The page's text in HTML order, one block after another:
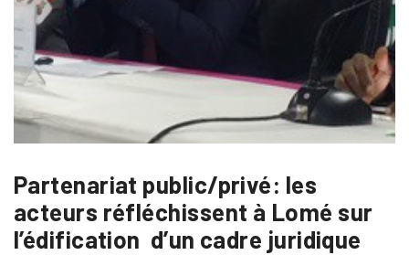
Partenariat public/privé: les
acteurs réfléchissent à Lomé sur
l’édification d’un cadre juridique